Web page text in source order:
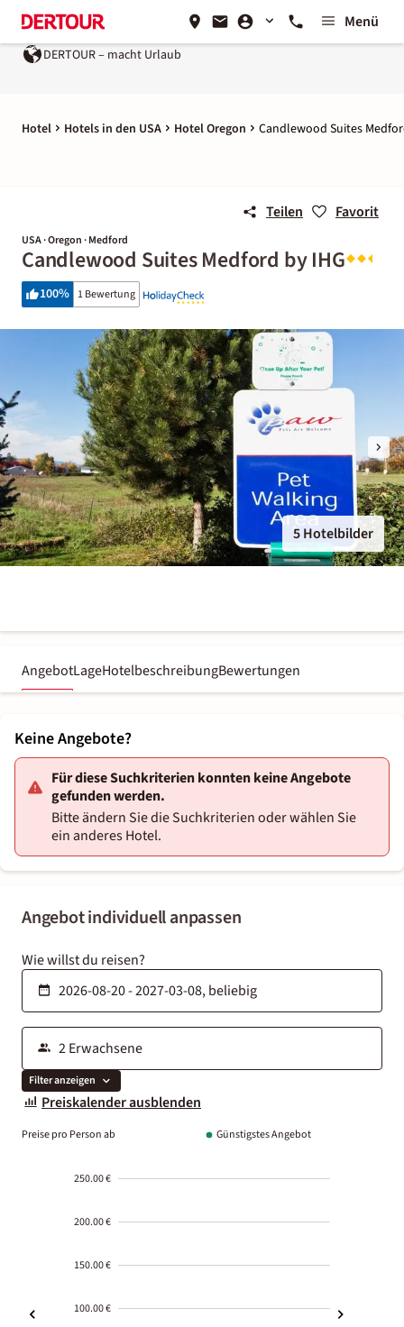
Menü
DERTOUR – macht Urlaub
Hotel Hotels in den USA Hotel Oregon Candlewood Suites
Teilen Favorit
USA · Oregon · Medford
Candlewood Suites Medford by IHG
100% 1 Bewertung
5 Hotelbilder
AngebotLageHotelbeschreibungBewertungen
Angebot individuell anpassen
Wie willst du reisen?
Filter anzeigen
Preiskalender ausblenden
Preise pro Person ab Günstigstes Angebot
250.00 €
200.00 €
150.00 €
100.00 €
Keine Angebote?
Für diese Suchkriterien konnten keine Angebote
gefunden werden.
Bitte ändern Sie die Suchkriterien oder wählen Sie
ein anderes Hotel.